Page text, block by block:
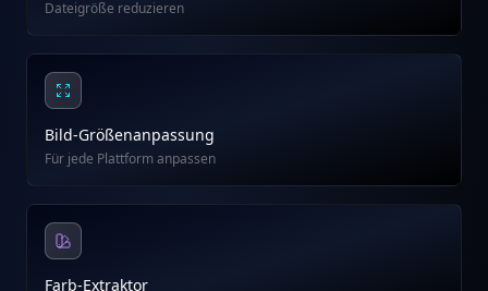
Dateigröße reduzieren
Bild-Größenanpassung
Für jede Plattform anpassen
Farb-Extraktor